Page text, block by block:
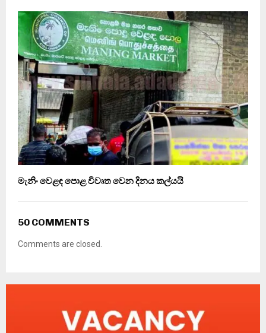
මැනිං වෙළඳ පොළ විවෘත වෙන දිනය කල්යයි
50 COMMENTS
Comments are closed.